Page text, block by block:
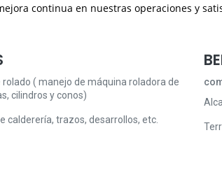
continua en nuestras operaciones y
( manejo de máquina roladora de
cilindros y conos)
calderería, trazos, desarrollos, etc.